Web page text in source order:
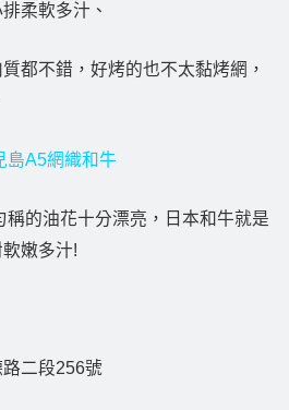
柔軟多汁、
都不錯，好烤的也不太黏烤網，
島A5網織和牛
稱的油花十分漂亮，日本和牛就是
嫩多汁!
二段256號